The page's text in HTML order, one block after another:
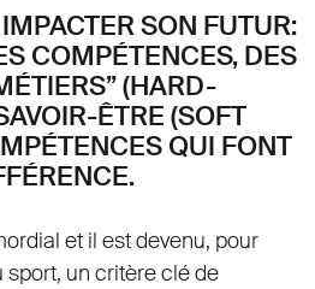
SON FUTUR:
COMPÉTENCES, DES
(HARD-
ÊTRE (SOFT
QUI FONT
et il est devenu, pour
sport, un critère clé de